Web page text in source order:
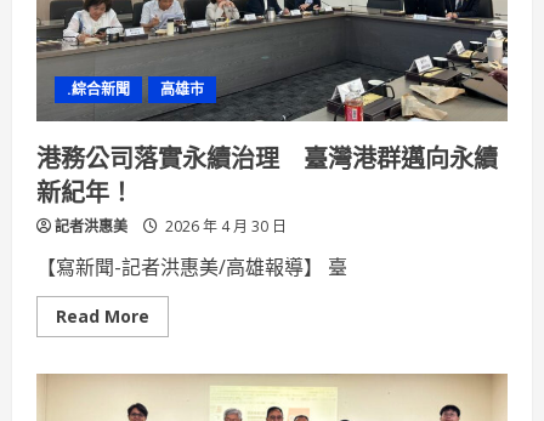
.綜合新聞 高雄市
港務公司落實永續治理 臺灣港群邁向永續
新紀年！
記者洪惠美 2026 年 4 月 30 日
【寫新聞-記者洪惠美/高雄報導】 臺
Read More
more
務